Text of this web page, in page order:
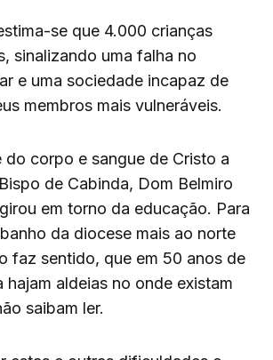
se que 4.000 crianças
sinalizando uma falha no
e uma sociedade incapaz de
membros mais vulneráveis.
do corpo e sangue de Cristo a
de Cabinda, Dom Belmiro
em torno da educação. Para
da diocese mais ao norte
faz sentido, que em 50 anos de
hajam aldeias no onde existam
saibam ler.